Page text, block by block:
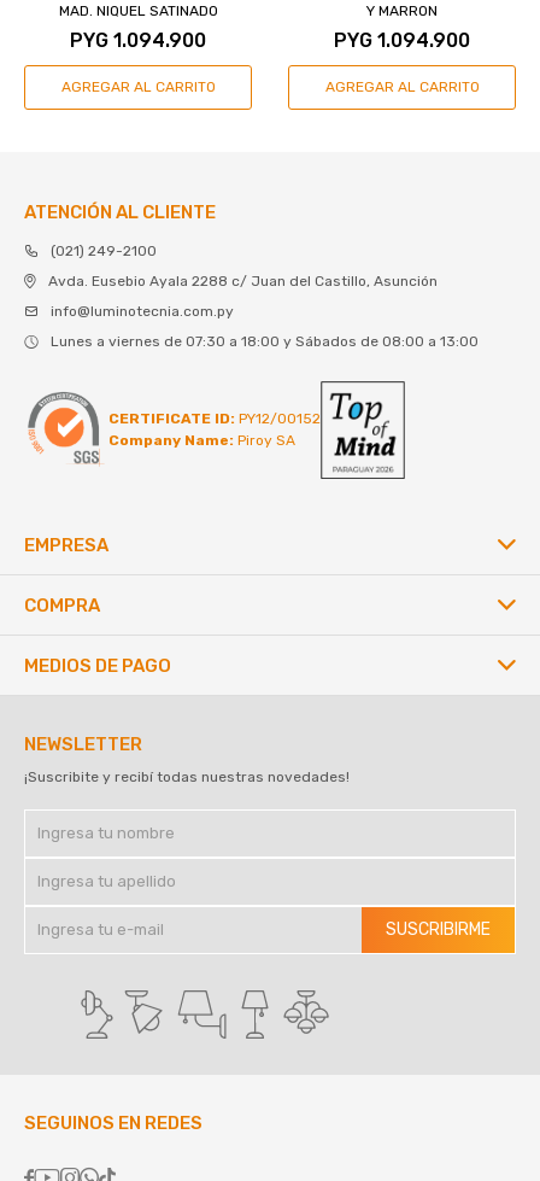
MAD. NIQUEL SATINADO
PYG 1.094.900
Y MARRON
PYG 1.094.900
ATENCIÓN AL CLIENTE
(021) 249-2100
Avda. Eusebio Ayala 2288 c/ Juan del Castillo, Asunción
info@luminotecnia.com.py
Lunes a viernes de 07:30 a 18:00 y Sábados de 08:00 a 13:00
CERTIFICATE ID: PY12/00152
Company Name: Piroy SA
EMPRESA
COMPRA
NEWSLETTER
¡Suscribite y recibí todas nuestras novedades!
SUSCRIBIRME
SEGUINOS EN REDES

MEDIOS DE PAGO